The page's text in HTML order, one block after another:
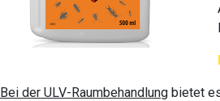
Bei der ULV-Raumbehandlung bietet